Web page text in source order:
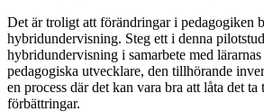
Det är troligt att förändringar i pedagogiken
hybridundervisning. Steg ett i denna
hybridundervisning i samarbete med
pedagogiska utvecklare, den tillhörande
en process där det kan vara bra att låta det
förbättringar.